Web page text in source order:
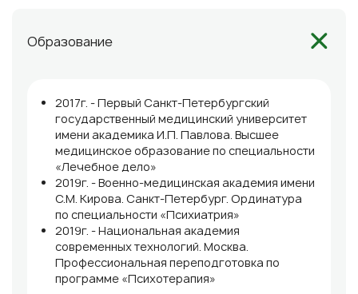
Образование
2017г. - Первый Санкт-Петербургский
государственный медицинский университет
имени академика И.П. Павлова. Высшее
медицинское образование по специальности
«Лечебное дело»
2019г. - Военно-медицинская академия имени
С.М. Кирова. Санкт-Петербург. Ординатура
по специальности «Психиатрия»
2019г. - Национальная академия
современных технологий. Москва.
Профессиональная переподготовка по
программе «Психотерапия»